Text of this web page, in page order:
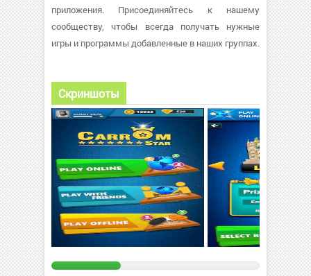
приложения. Присоединяйтесь к нашему
сообществу, чтобы всегда получать нужные
игры и программы добавленные в наших группах.
Скриншоты